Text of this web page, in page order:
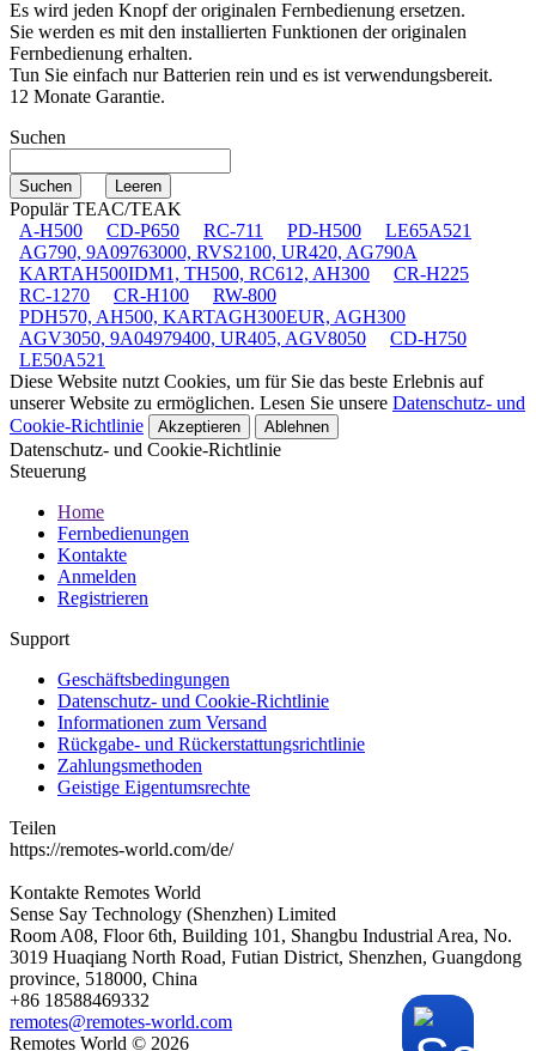
Es wird jeden Knopf der originalen Fernbedienung ersetzen.
Sie werden es mit den installierten Funktionen der originalen
Fernbedienung erhalten.
Tun Sie einfach nur Batterien rein und es ist verwendungsbereit.
12 Monate Garantie.
Suchen
Populär TEAC/TEAK
A-H500
CD-P650 RC-711 PD-H500
LE65A521
AG790, 9A09763000, RVS2100, UR420, AG790A
KARTAH500IDM1, TH500, RC612, AH300
CR-H225
RC-1270
CR-H100
RW-800
PDH570, AH500, KARTAGH300EUR, AGH300
AGV3050, 9A04979400, UR405, AGV8050
CD-H750
LE50A521
Diese Website nutzt Cookies, um für Sie das beste Erlebnis auf
unserer Website zu ermöglichen. Lesen Sie unsere Datenschutz- und
Cookie-Richtlinie
Akzeptieren Ablehnen
Datenschutz- und Cookie-Richtlinie
Steuerung
Home
Fernbedienungen
Kontakte
Anmelden
Registrieren
Support
Geschäftsbedingungen
Datenschutz- und Cookie-Richtlinie
Informationen zum Versand
Rückgabe- und Rückerstattungsrichtlinie
Zahlungsmethoden
Geistige Eigentumsrechte
Teilen
https://remotes-world.com/de/
Kontakte Remotes World
Sense Say Technology (Shenzhen) Limited
Room A08, Floor 6th, Building 101, Shangbu Industrial Area, No.
3019 Huaqiang North Road, Futian District, Shenzhen, Guangdong
province, 518000, China
+86 18588469332
remotes@remotes-world.com
Remotes World © 2026